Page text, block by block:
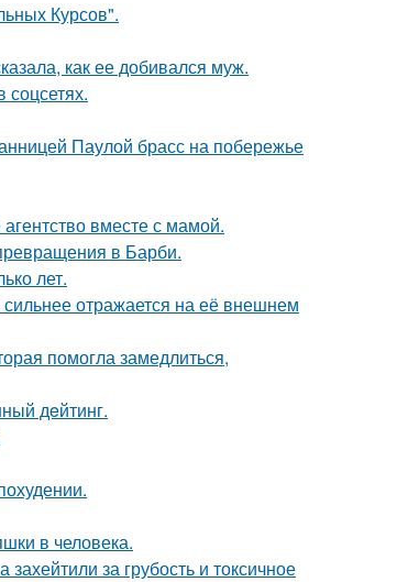
Курсов".
как ее добивался муж.
соцсетях.
Паулой брасс на побережье
вместе с мамой.
в Барби.
лет.
отражается на её внешнем
помогла замедлиться,
дeйтинг.
в человека.
за грубость и токсичное